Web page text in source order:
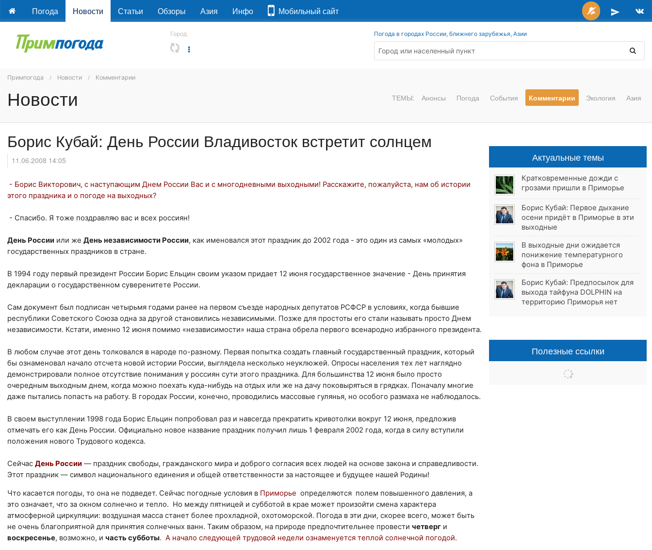
Погода Новости Статьи Обзоры Азия Инфо Мобильный сайт
Город Погода в городах России, ближнего зарубежья, Азии
Примпогода Новости Комментарии
Новости ТЕМЫ: Анонсы Погода События Комментарии Экология Азия
Борис Кубай: День России Владивосток встретит солнцем
11.06.2008 14:05
- Борис Викторович, с наступающим Днем России Вас и с многодневными выходными! Расскажите, пожалуйста, нам об истории
этого праздника и о погоде на выходных?
- Спасибо. Я тоже поздравляю вас и всех россиян!
День России или же День независимости России, как именовался этот праздник до 2002 года - это один из самых «молодых»
государственных праздников в стране.
В 1994 году первый президент России Борис Ельцин своим указом придает 12 июня государственное значение - День принятия
декларации о государственном суверенитете России.
Сам документ был подписан четырьмя годами ранее на первом съезде народных депутатов РСФСР в условиях, когда бывшие
республики Советского Союза одна за другой становились независимыми. Позже для простоты его стали называть просто Днем
независимости. Кстати, именно 12 июня помимо «независимости» наша страна обрела первого всенародно избранного президента.
В любом случае этот день толковался в народе по-разному. Первая попытка создать главный государственный праздник, который
бы ознаменовал начало отсчета новой истории России, выглядела несколько неуклюжей. Опросы населения тех лет наглядно
демонстрировали полное отсутствие понимания у россиян сути этого праздника. Для большинства 12 июня было просто
очередным выходным днем, когда можно поехать куда-нибудь на отдых или же на дачу поковыряться в грядках. Поначалу многие
даже пытались попасть на работу. В городах России, конечно, проводились массовые гулянья, но особого размаха не наблюдалось.
В своем выступлении 1998 года Борис Ельцин попробовал раз и навсегда прекратить кривотолки вокруг 12 июня, предложив
отмечать его как День России. Официально новое название праздник получил лишь 1 февраля 2002 года, когда в силу вступили
положения нового Трудового кодекса.
Сейчас День России — праздник свободы, гражданского мира и доброго согласия всех людей на основе закона и справедливости.
Этот праздник — символ национального единения и общей ответственности за настоящее и будущее нашей Родины!
Что касается погоды, то она не подведет. Сейчас погодные условия в Приморье определяются полем повышенного давления, а
это означает, что за окном солнечно и тепло. Но между пятницей и субботой в крае может произойти смена характера
атмосферной циркуляции: воздушная масса станет более прохладной, охотоморской. Погода в эти дни, скорее всего, может быть
не очень благоприятной для принятия солнечных ванн. Таким образом, на природе предпочтительнее провести четверг и
воскресенье, возможно, и часть субботы. А начало следующей трудовой недели ознаменуется теплой солнечной погодой.
Актуальные темы
Кратковременные дожди с
грозами пришли в Приморье
Борис Кубай: Первое дыхание
осени придёт в Приморье в эти
выходные
В выходные дни ожидается
понижение температурного
фона в Приморье
Борис Кубай: Предпосылок для
выхода тайфуна DOLPHIN на
территорию Приморья нет
Полезные ссылки